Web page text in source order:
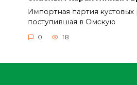
Импортная партия кустовых
поступившая в Омскую
0 18